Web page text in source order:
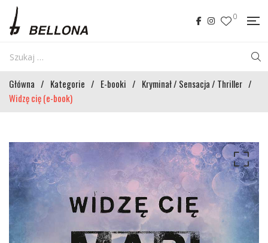
0
Główna / Kategorie / E-booki / Kryminał / Sensacja / Thriller /
Widzę cię (e-book)